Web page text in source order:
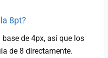
8pt?
de 4px, así que los
de 8 directamente.